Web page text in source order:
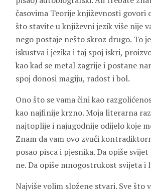
časovima Teorije književnosti govori
što stavite u književni jezik više nije
nego postaje nešto skroz drugo. To
iskustva i jezika i taj spoj iskri,
kao kad se metal zagrije i postane
spoj donosi magiju, radost i bol.
Ono što se vama čini kao
kao najfinije krzno. Moja literarna
najtoplije i najugodnije odijelo koje
Znam da vam ovo zvuči
posao pisca i pjesnika. Da opiše
ne. Da opiše mnogostrukost svijeta i
Najviše volim složene stvari. Sve što